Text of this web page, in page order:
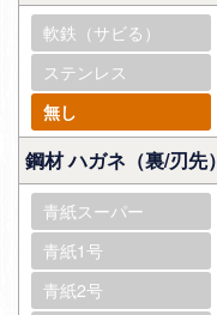
軟鉄（サビる）
ステンレス
無し
鋼材 ハガネ（裏/刃先）
青紙スーパー
青紙1号
青紙2号